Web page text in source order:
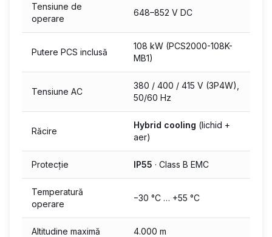
Tensiune de
operare
648–852 V DC
Putere PCS inclusă
108 kW (PCS2000-108K-
MB1)
Tensiune AC
380 / 400 / 415 V (3P4W),
50/60 Hz
Răcire
Hybrid cooling (lichid +
aer)
Protecție IP55 · Class B EMC
Temperatură
operare
−30 °C … +55 °C
Altitudine maximă 4.000 m